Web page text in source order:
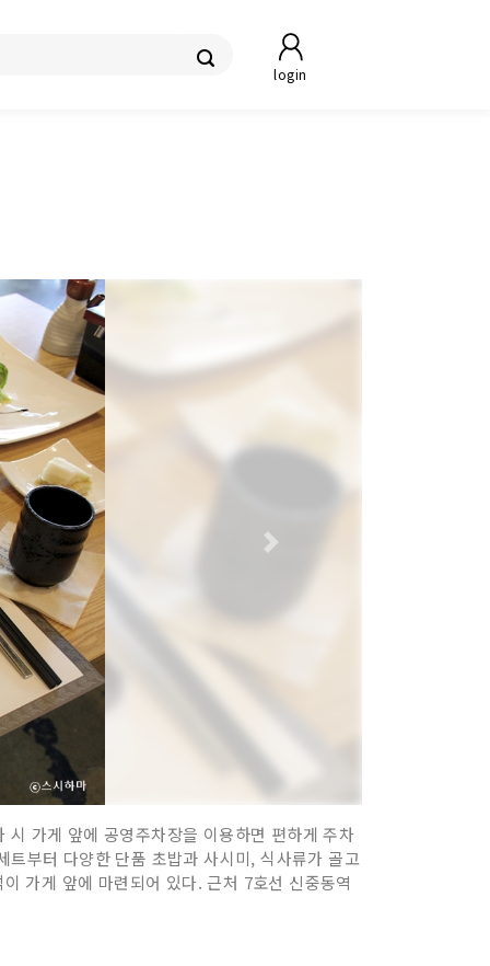
login
가게 앞에 공영주차장을 이용하면 편하게 주차
부터 다양한 단품 초밥과 사시미, 식사류가 골고
가게 앞에 마련되어 있다. 근처 7호선 신중동역